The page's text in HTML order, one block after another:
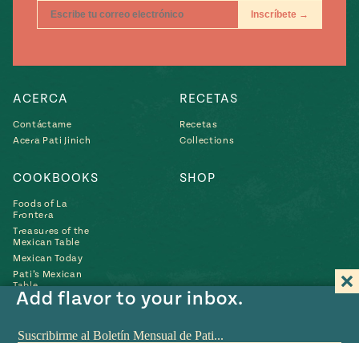
Add flavor to your inbox.
ACERCA
Contáctame
Acera Pati Jinich
RECETAS
Recetas
Collections
COOKBOOKS
Foods of La
Frontera
Treasures of the
Mexican Table
Mexican Today
Pati’s Mexican
Table
SHOP
Búscame